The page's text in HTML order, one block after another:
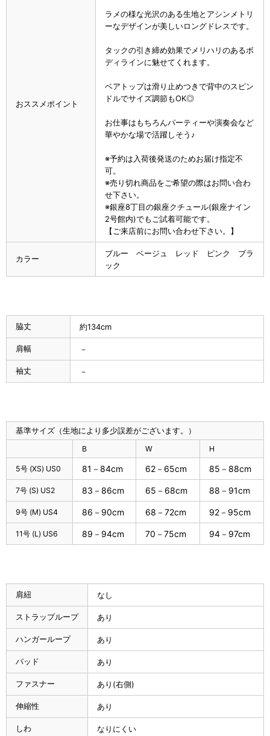
おススメポイント
ラメの様な光沢のある生地とアシンメトリ
ーなデザインが美しいロングドレスです。
タックの引き締め効果でメリハリのあるボ
ディラインに魅せてくれます。
ベアトップは滑り止めつきで背中のスピン
ドルでサイズ調節もOK◎
お仕事はもちろんパーティーや演奏会など
華やかな場で活躍しそう♪
※予約は入荷後発送のためお届け指定不
可。
※売り切れ商品をご希望の際はお問い合わ
せ下さい。
※銀座8丁目の銀座クチュール(銀座ナイン
2号館内)でもご試着可能です。
【ご来店前にお問い合わせ下さい。】
カラー
ブルー ベージュ レッド ピンク ブラ
ック
脇丈 約134cm
肩幅 －
袖丈 －
基準サイズ（生地により多少誤差がございます。）
B W H
5号 (XS) US0 81－84cm 62－65cm 85－88cm
7号 (S) US2 83－86cm 65－68cm 88－91cm
9号 (M) US4 86－90cm 68－72cm 92－95cm
11号 (L) US6 89－94cm 70－75cm 94－97cm
肩紐 なし
ストラップループ あり
ハンガーループ あり
パッド あり
ファスナー あり(右側)
伸縮性 あり
しわ なりにくい